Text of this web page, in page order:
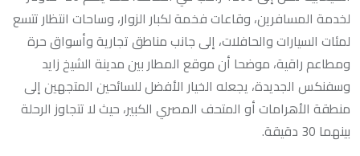
لخدمة المسافرين، وقاعات فخمة لكبار الزوار، وساحات انتظار تتسع
لمئات السيارات والحافلات، إلى جانب مناطق تجارية وأسواق حرة
ومطاعم راقية، موضحا أن موقع المطار بين مدينة الشيخ زايد
وسفنكس الجديدة، يجعله الخيار الأفضل للسائحين المتجهين إلى
منطقة الأهرامات أو المتحف المصري الكبير، حيث لا تتجاوز الرحلة
بينهما 30 دقيقة.